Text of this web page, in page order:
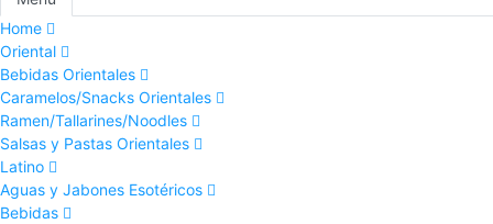
Home
Oriental
Bebidas Orientales
Caramelos/Snacks Orientales
Ramen/Tallarines/Noodles
Salsas y Pastas Orientales
Latino
Aguas y Jabones Esotéricos
Bebidas